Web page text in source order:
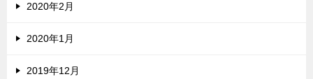
2020年2月
2020年1月
2019年12月